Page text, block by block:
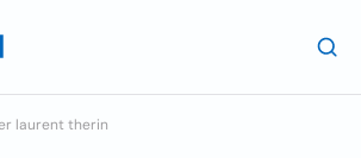
laurent therin